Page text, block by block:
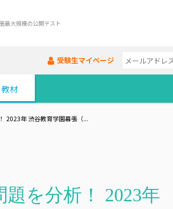
最大規模の公開テスト
受験生マイページ
教材
2023年 渋谷教育学園幕張（...
を分析！ 2023年